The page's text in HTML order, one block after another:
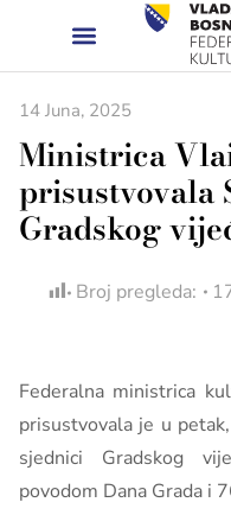
14 Juna, 2025
Ministrica
prisustvovala
Gradskog
Broj pregleda:
Federalna ministrica
prisustvovala je u
sjednici Gradskog
povodom Dana Grada i